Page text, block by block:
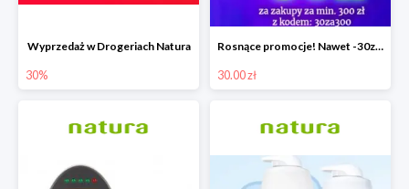
Wyprzedaż w Drogeriach Natura
30%
Rosnące promocje! Nawet -30zł mniej+darmowa dostawa
30.00 zł